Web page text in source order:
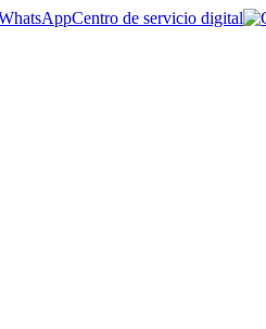
Centro de servicio digital